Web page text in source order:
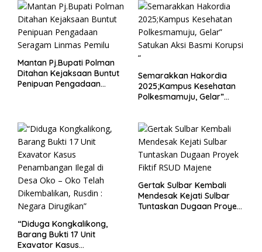
Mantan Pj.Bupati Polman
Ditahan Kejaksaan Buntut
Penipuan Pengadaan
Semarakkan Hakordia
2025;Kampus Kesehatan
Polkesmamuju, Gelar”
“Diduga Kongkalikong,
Barang Bukti 17 Unit
Exavator Kasus
Gertak Sulbar Kembali
Mendesak Kejati Sulbar
Tuntaskan Dugaan Proyek